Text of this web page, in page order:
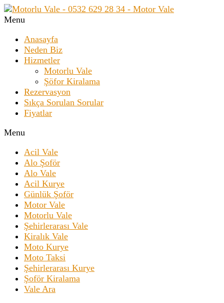
Menu
Anasayfa
Neden Biz
Hizmetler
Motorlu Vale
Şöfor Kiralama
Rezervasyon
Sıkça Sorulan Sorular
Fiyatlar
Menu
Acil Vale
Alo Şoför
Alo Vale
Acil Kurye
Günlük Şoför
Motor Vale
Motorlu Vale
Şehirlerarası Vale
Kiralık Vale
Moto Kurye
Moto Taksi
Şehirlerarası Kurye
Şoför Kiralama
Vale Ara